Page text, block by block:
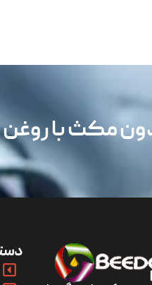
مکث با